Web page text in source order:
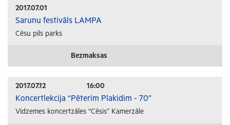
2017.07.01
Sarunu festivāls LAMPA
Cēsu pils parks
Bezmaksas
2017.07.12 16:00
Koncertlekcija “Pēterim Plakidim - 70”
Vidzemes koncertzāles “Cēsis” Kamerzāle